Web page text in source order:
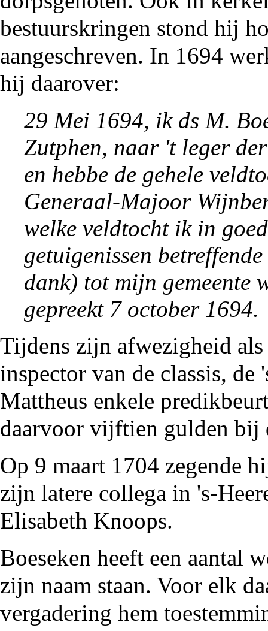
bestuurskringen stond hij
aangeschreven. In 1694
hij daarover:
29 Mei 1694, ik ds M.
Zutphen, naar 't leger
en hebbe de gehele
Generaal-Majoor
welke veldtocht ik in
getuigenissen
dank) tot mijn gemeente
gepreekt 7 october 1694.
Tijdens zijn afwezigheid
inspector van de classis, de
Mattheus enkele
daarvoor vijftien gulden bij
Op 9 maart 1704 zegende
zijn latere collega in 's-
Elisabeth Knoops.
Boeseken heeft een aantal
zijn naam staan. Voor elk
vergadering hem